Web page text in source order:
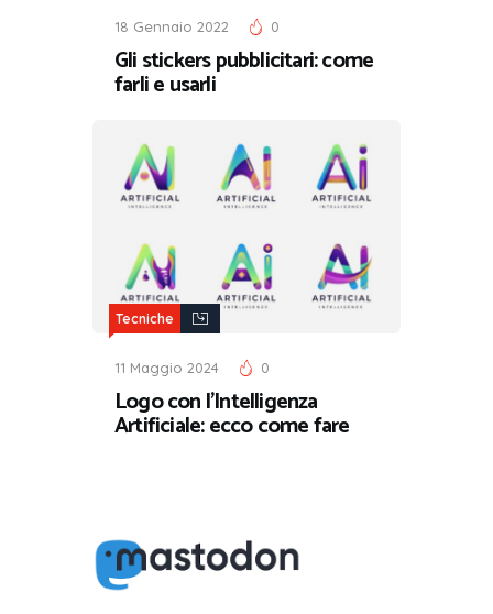
18 Gennaio 2022 0
Gli stickers pubblicitari: come
farli e usarli
Tecniche
11 Maggio 2024 0
Logo con l’Intelligenza
Artificiale: ecco come fare